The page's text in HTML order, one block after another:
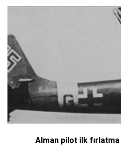
Alman pilot ilk